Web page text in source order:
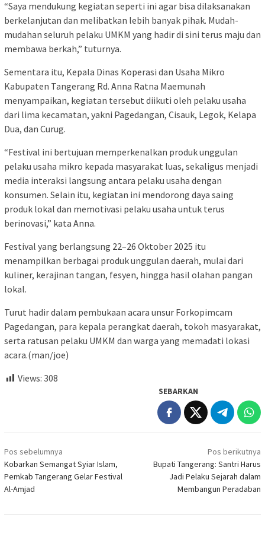
“Saya mendukung kegiatan seperti ini agar bisa dilaksanakan
berkelanjutan dan melibatkan lebih banyak pihak. Mudah-
mudahan seluruh pelaku UMKM yang hadir di sini terus maju dan
membawa berkah,” tuturnya.
Sementara itu, Kepala Dinas Koperasi dan Usaha Mikro
Kabupaten Tangerang Rd. Anna Ratna Maemunah
menyampaikan, kegiatan tersebut diikuti oleh pelaku usaha
dari lima kecamatan, yakni Pagedangan, Cisauk, Legok, Kelapa
Dua, dan Curug.
“Festival ini bertujuan memperkenalkan produk unggulan
pelaku usaha mikro kepada masyarakat luas, sekaligus menjadi
media interaksi langsung antara pelaku usaha dengan
konsumen. Selain itu, kegiatan ini mendorong daya saing
produk lokal dan memotivasi pelaku usaha untuk terus
berinovasi,” kata Anna.
Festival yang berlangsung 22–26 Oktober 2025 itu
menampilkan berbagai produk unggulan daerah, mulai dari
kuliner, kerajinan tangan, fesyen, hingga hasil olahan pangan
lokal.
Turut hadir dalam pembukaan acara unsur Forkopimcam
Pagedangan, para kepala perangkat daerah, tokoh masyarakat,
serta ratusan pelaku UMKM dan warga yang memadati lokasi
acara.(man/joe)
Views: 308
SEBARKAN
Navigasi
pos
Pos sebelumnya
Kobarkan Semangat Syiar Islam,
Pemkab Tangerang Gelar Festival
Al-Amjad
Pos berikutnya
Bupati Tangerang: Santri Harus
Jadi Pelaku Sejarah dalam
Membangun Peradaban